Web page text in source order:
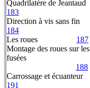
Quadrilatère de Jeantaud
183
Direction à vis sans fin
184
Les roues 187
Montage des roues sur les
fusées
188
Carrossage et écuanteur
191